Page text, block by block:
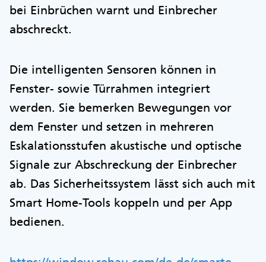
bei Einbrüchen warnt und Einbrecher
abschreckt.
Die intelligenten Sensoren können in
Fenster- sowie Türrahmen integriert
werden. Sie bemerken Bewegungen vor
dem Fenster und setzen in mehreren
Eskalationsstufen akustische und optische
Signale zur Abschreckung der Einbrecher
ab. Das Sicherheitssystem lässt sich auch mit
Smart Home-Tools koppeln und per App
bedienen.